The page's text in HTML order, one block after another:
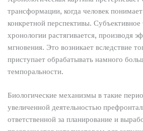
трансформации, когда человек
конкретной перспективы.
хронологии растягивается, производя
мгновения. Это возникает вследствие
приступает обрабатывать намного
темпоральности.
Биологические механизмы в такие
увеличенной деятельностью
ответственной за планирование и